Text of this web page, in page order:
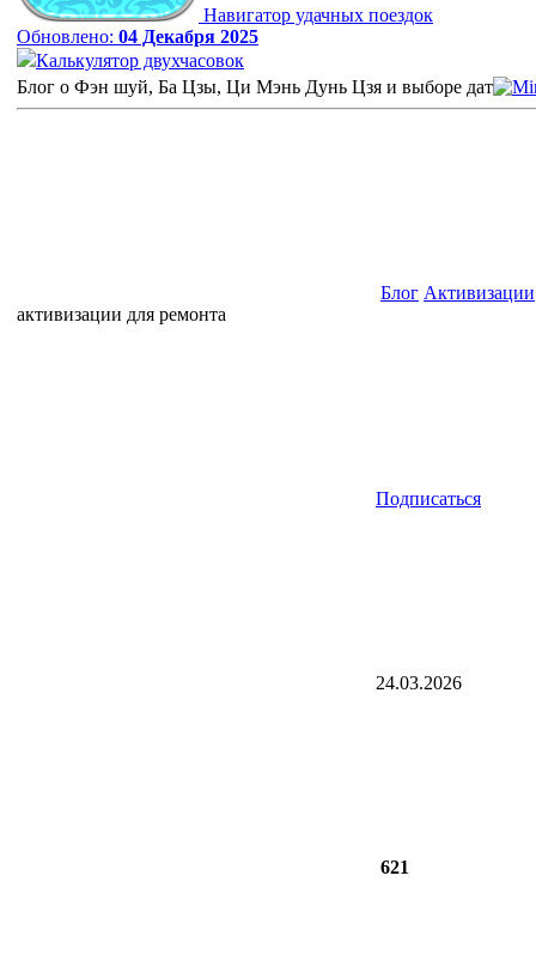
Навигатор удачных поездок
Обновлено: 04 Декабря 2025
Калькулятор двухчасовок
Блог о Фэн шуй, Ба Цзы, Ци Мэнь Дунь Цзя и выборе дат
Блог Активизации
активизации для ремонта
Подписаться
24.03.2026
621